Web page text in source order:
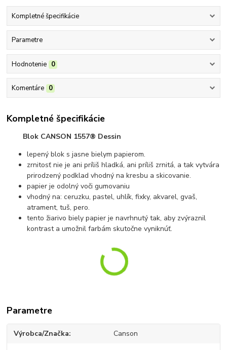
Kompletné špecifikácie
Parametre
Hodnotenie 0
Komentáre 0
Kompletné špecifikácie
Blok CANSON 1557® Dessin
lepený blok s jasne bielym papierom.
zrnitosť nie je ani príliš hladká, ani príliš zrnitá, a tak vytvára
prirodzený podklad vhodný na kresbu a skicovanie.
papier je odolný voči gumovaniu
vhodný na: ceruzku, pastel, uhlík, fixky, akvarel, gvaš,
atrament, tuš, pero.
tento žiarivo biely papier je navrhnutý tak, aby zvýraznil
kontrast a umožnil farbám skutočne vyniknúť.
Parametre
Výrobca/Značka Canson